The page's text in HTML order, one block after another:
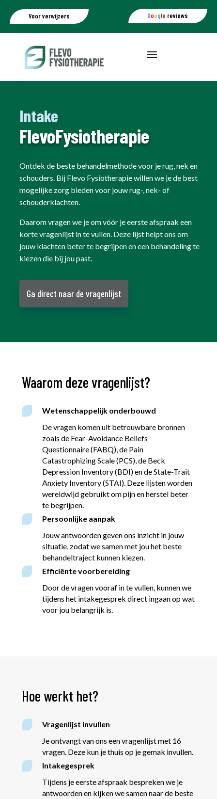
Voor verwijzers Google reviews
Intake
FlevoFysiotherapie
Ontdek de beste behandelmethode voor je rug, nek en
schouders. Bij Flevo Fysiotherapie willen we je de best
mogelijke zorg bieden voor jouw rug-, nek- of
schouderklachten.
Daarom vragen we je om vóór je eerste afspraak een
korte vragenlijst in te vullen. Deze lijst helpt ons om
jouw klachten beter te begrijpen en een behandeling te
kiezen die bij jou past.
Ga direct naar de vragenlijst
Waarom deze vragenlijst?
Wetenschappelijk onderbouwd
De vragen komen uit betrouwbare bronnen
zoals de Fear-Avoidance Beliefs
Questionnaire (FABQ), de Pain
Catastrophizing Scale (PCS), de Beck
Depression Inventory (BDI) en de State-Trait
Anxiety Inventory (STAI). Deze lijsten worden
wereldwijd gebruikt om pijn en herstel beter
te begrijpen.
Persoonlijke aanpak
Jouw antwoorden geven ons inzicht in jouw
situatie, zodat we samen met jou het beste
behandeltraject kunnen kiezen.
Efficiënte voorbereiding
Door de vragen vooraf in te vullen, kunnen we
tijdens het intakegesprek direct ingaan op wat
voor jou belangrijk is.
Hoe werkt het?
Vragenlijst invullen
Je ontvangt van ons een vragenlijst met 16
vragen. Deze kun je thuis op je gemak invullen.
Intakegesprek
Tijdens je eerste afspraak bespreken we je
antwoorden en kijken we samen naar de beste